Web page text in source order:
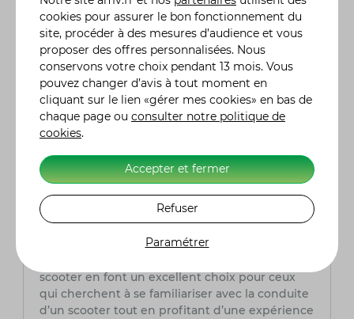
les émissions polluantes. En conditions
normales de conduite urbaine, ce modèle offre
une consommation moyenne de 3,5 litres aux
100 km, ce qui le rend à la fois écologique et
économique pour les trajets quotidiens.
Le Piaggio MP3 300 LT Yourban est-il
adapté pour les débutants ?
particulièrement adapté aux débutants grâce à
sa stabilité et sa facilité de conduite. Le système
à trois roues offre une sécurité accrue,
réduisant les risques de chute, ce qui est idéal
pour les nouveaux conducteurs. De plus, la
position de conduite confortable, les
scooter en font un excellent choix pour ceux
qui cherchent à se familiariser avec la conduite
d’un scooter tout en profitant d’une expérience
cookies pour assurer le bon fonctionnement du
site, procéder à des mesures d’audience et vous
proposer des offres personnalisées. Nous
conservons votre choix pendant 13 mois. Vous
pouvez changer d’avis à tout moment en
cliquant sur le lien «gérer mes cookies» en bas de
chaque page ou consulter notre politique de
cookies.
Accepter et fermer
Refuser
Paramétrer